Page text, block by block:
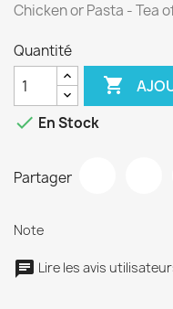
Chicken or Pasta - Tea
Quantité

 En Stock
Partager
Note
Lire les avis